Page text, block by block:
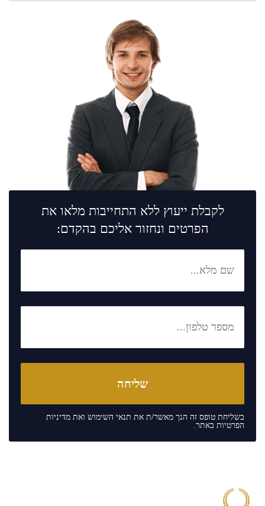
לקבלת ייעוץ ללא התחייבות מלאו את
הפרטים ונחזור אליכם בהקדם:
בשליחת טופס זה הנך מאשר/ת את תנאי השימוש ואת מדיניות
הפרטיות באתר.